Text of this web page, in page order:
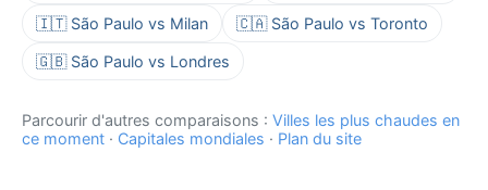
🇮🇹 São Paulo vs Milan 🇨🇦 São Paulo vs Toronto
🇬🇧 São Paulo vs Londres
Parcourir d'autres comparaisons : Villes les plus chaudes en
ce moment · Capitales mondiales · Plan du site